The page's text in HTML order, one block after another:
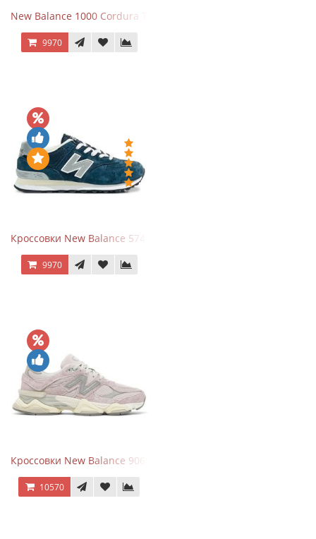
New Balance 1000 Cordura Trainers Black Cement
9970
Кроссовки New Balance 574 Navy Grey
9970
Кроссовки New Balance 9060 December Sky
10570